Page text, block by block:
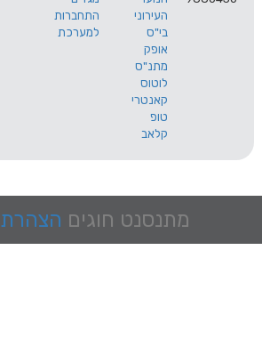
התחברות
למערכת
מתנסנט חוגים הצהרת נגישות